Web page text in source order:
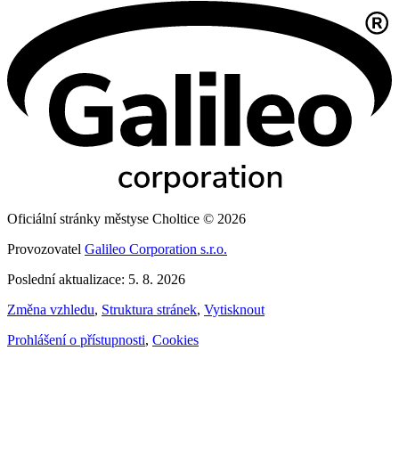
Oficiální stránky městyse Choltice © 2026
Provozovatel Galileo Corporation s.r.o.
Poslední aktualizace: 5. 8. 2026
Změna vzhledu, Struktura stránek, Vytisknout
Prohlášení o přístupnosti, Cookies